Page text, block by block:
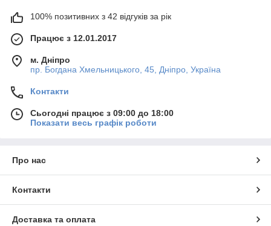
100% позитивних з 42 відгуків за рік
Працює з 12.01.2017
м. Дніпро
пр. Богдана Хмельницького, 45, Дніпро, Україна
Контакти
Сьогодні працює з 09:00 до 18:00
Показати весь графік роботи
Про нас
Контакти
Доставка та оплата